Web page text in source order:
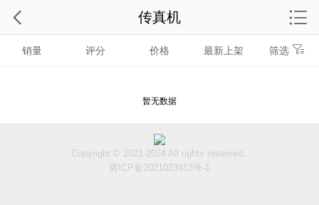
销量 评分 价格 最新上架 筛选
暂无数据
传真机
Copyright © 2021-2024 All rights reserved.
冀ICP备2021023413号-1